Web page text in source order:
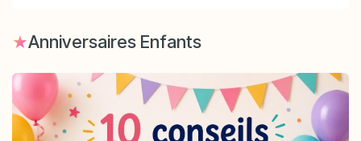
★Anniversaires Enfants